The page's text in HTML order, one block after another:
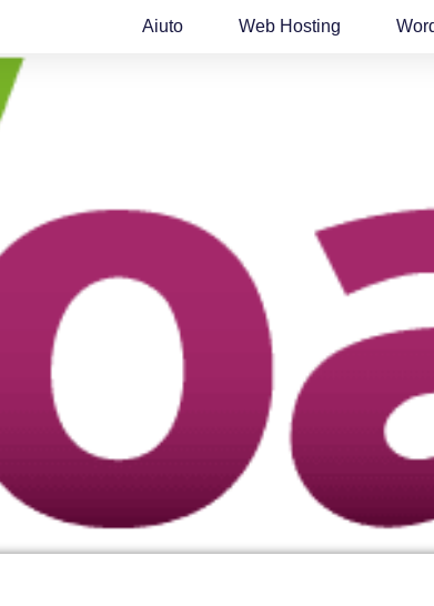
Aiuto Web Hosting